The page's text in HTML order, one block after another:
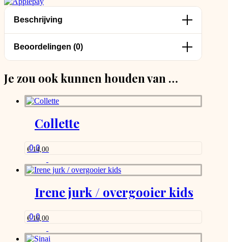
Beschrijving
Beoordelingen (0)
Je zou ook kunnen houden van …
Collette
0.0
€14,00
Irene jurk / overgooier kids
0.0
€16,00